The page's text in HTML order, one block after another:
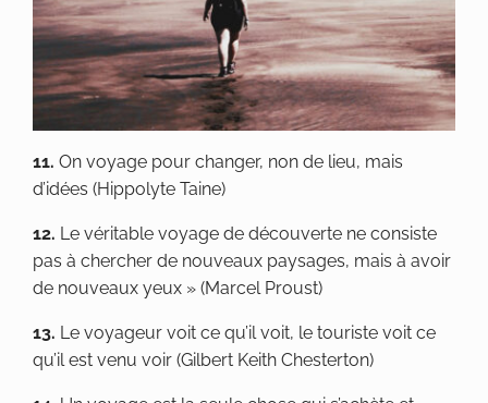
11. On voyage pour changer, non de lieu, mais
d’idées (Hippolyte Taine)
12. Le véritable voyage de découverte ne consiste
pas à chercher de nouveaux paysages, mais à avoir
de nouveaux yeux » (Marcel Proust)
13. Le voyageur voit ce qu’il voit, le touriste voit ce
qu’il est venu voir (Gilbert Keith Chesterton)